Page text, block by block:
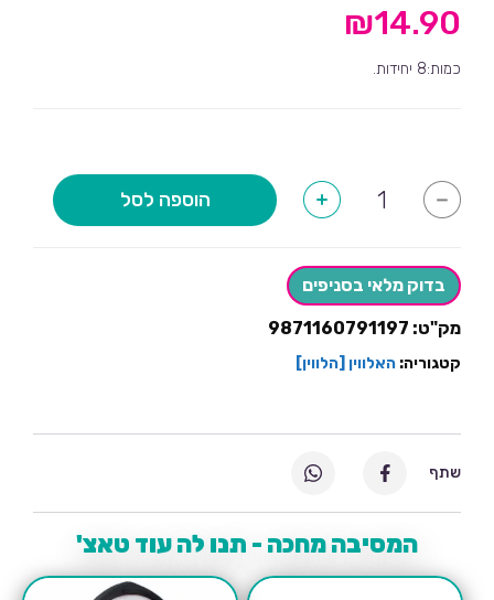
₪14.90
כמות:8 יחידות.
-
של
יחידות
+ הוספה לסל
בדוק מלאי בסניפים
מק"ט: 9871160791197
קטגוריה: האלווין [הלווין]
המסיבה מחכה - תנו לה עוד טאצ'
שתף